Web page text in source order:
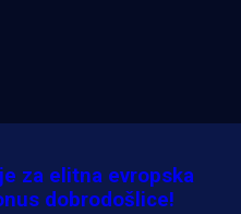
za elitna evropska
dobrodošlice!